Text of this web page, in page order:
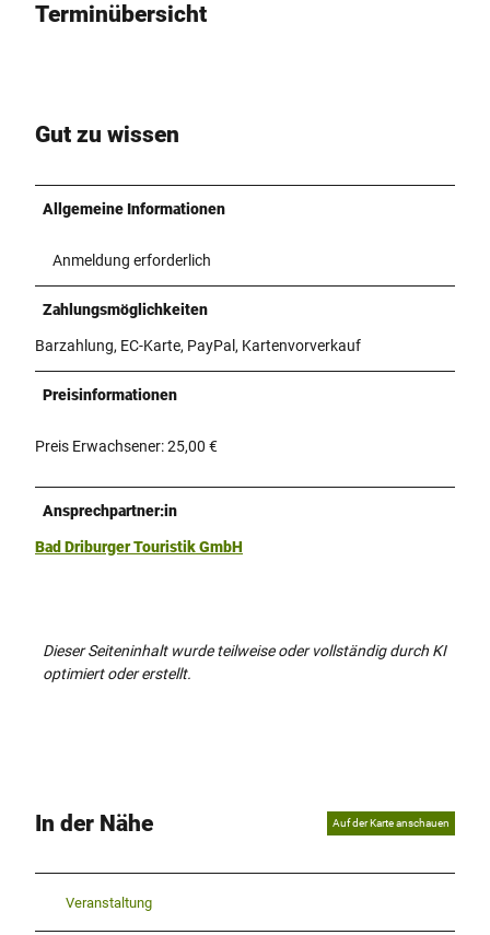
Terminübersicht
Gut zu wissen
Allgemeine Informationen
Anmeldung erforderlich
Zahlungsmöglichkeiten
Barzahlung, EC-Karte, PayPal, Kartenvorverkauf
Preisinformationen
Preis Erwachsener: 25,00 €
Ansprechpartner:in
Bad Driburger Touristik GmbH
Dieser Seiteninhalt wurde teilweise oder vollständig durch KI
optimiert oder erstellt.
In der Nähe Auf der Karte anschauen
Veranstaltung